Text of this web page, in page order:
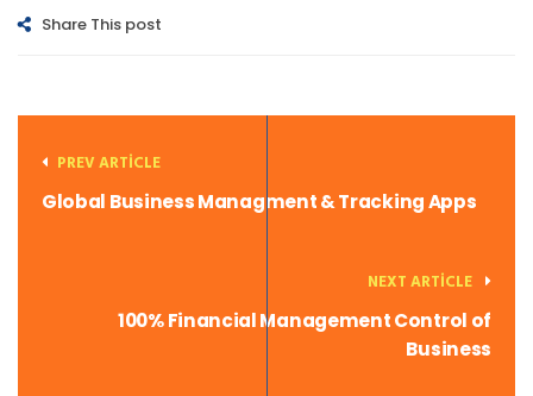
Share This post
PREV ARTICLE
Global Business Managment & Tracking Apps
NEXT ARTICLE
100% Financial Management Control of
Business